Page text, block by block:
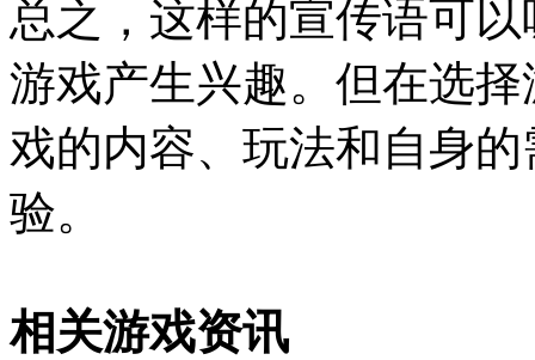
总之，这样的宣传语可
游戏产生兴趣。但在选
戏的内容、玩法和自身
验。
相关游戏资讯